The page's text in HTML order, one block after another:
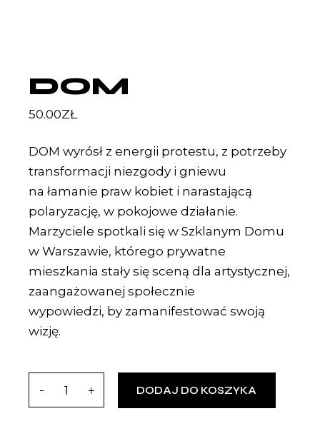
DOM
50.00ZŁ
DOM wyrósł z energii protestu, z potrzeby
transformacji niezgody i gniewu
na łamanie praw kobiet i narastającą
polaryzację, w pokojowe działanie.
Marzyciele spotkali się w Szklanym Domu
w Warszawie, którego prywatne
mieszkania stały się sceną dla artystycznej,
zaangażowanej społecznie
wypowiedzi, by zamanifestować swoją
wizję.
DODAJ DO KOSZYKA